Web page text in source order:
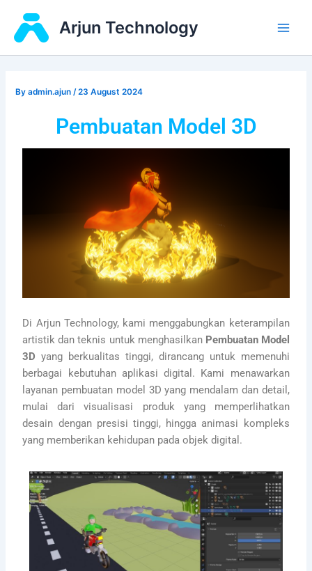
content
Arjun Technology
Byadmin.ajun /23 August 2024
Pembuatan Model 3D
Di Arjun Technology, kami menggabungkan keterampilan
artistik dan teknis untuk menghasilkan Pembuatan Model
3D yang berkualitas tinggi, dirancang untuk memenuhi
berbagai kebutuhan aplikasi digital. Kami menawarkan
layanan pembuatan model 3D yang mendalam dan detail,
mulai dari visualisasi produk yang memperlihatkan
desain dengan presisi tinggi, hingga animasi kompleks
yang memberikan kehidupan pada objek digital.